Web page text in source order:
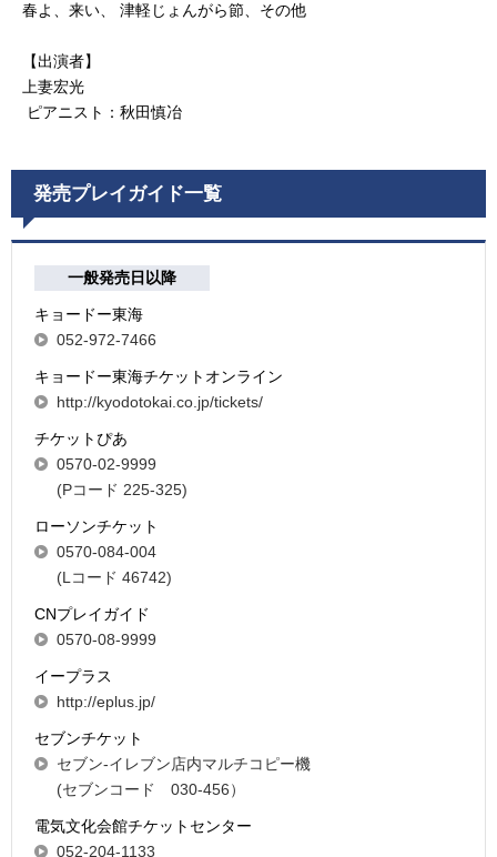
春よ、来い、 津軽じょんがら節、その他
【出演者】
上妻宏光
ピアニスト：秋田慎冶
発売プレイガイド一覧
一般発売日以降
キョードー東海
052-972-7466
キョードー東海チケットオンライン
http://kyodotokai.co.jp/tickets/
チケットぴあ
0570-02-9999
(Pコード 225-325)
ローソンチケット
0570-084-004
(Lコード 46742)
CNプレイガイド
0570-08-9999
イープラス
http://eplus.jp/
セブンチケット
セブン-イレブン店内マルチコピー機
(セブンコード 030-456）
電気文化会館チケットセンター
052-204-1133